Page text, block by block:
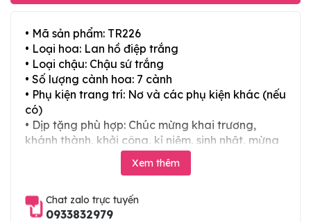
• Mã sản phẩm: TR226
• Loại hoa: Lan hồ điệp trắng
• Loại chậu: Chậu sứ trắng
• Số lượng cành hoa: 7 cành
• Phụ kiện trang trí: Nơ và các phụ kiện khác (nếu
có)
• Dịp tặng phù hợp: Chúc mừng khai trương,
khánh thành, khởi công, kỉ niệm, sinh nhật, mừng
thọ, mừng cưới, tân gia và các ngày lễ tết trong
Xem thêm
Chat zalo trực tuyến
0933832979